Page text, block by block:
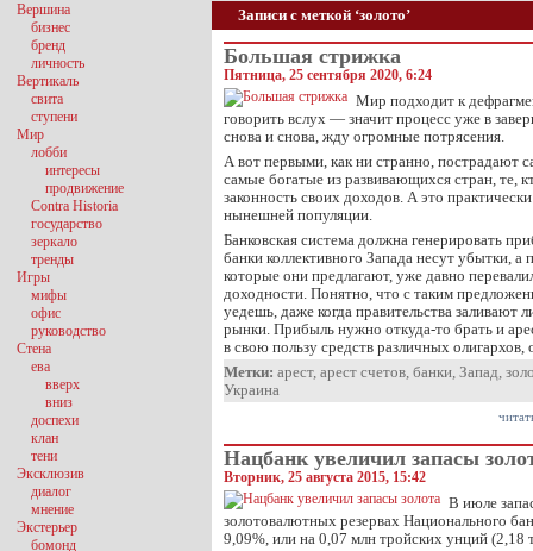
Записи с меткой ‘золото’
Большая стрижка
Пятница, 25 сентября 2020, 6:24
Мир подходит к
говорить вслух — значит процесс уже в
снова и снова, жду огромные потрясения.
А вот первыми, как ни странно, пострадают
самые богатые из развивающихся стран, те,
законность своих доходов. А это
нынешней популяции.
Банковская система должна генерировать
банки коллективного Запада несут убытки, а
которые они предлагают, уже давно
доходности. Понятно, что с таким
уедешь, даже когда правительства заливают
рынки. Прибыль нужно откуда-то брать и
в свою пользу средств различных
Метки: арест, арест счетов, банки, Запад,
Украина
Нацбанк увеличил запасы
Вторник, 25 августа 2015, 15:42
В июле
золотовалютных резервах Национального
9,09%, или на 0,07 млн тройских унций
Вершина
бизнес
бренд
личность
Вертикаль
свита
ступени
Мир
лобби
интересы
продвижение
Contra Historia
государство
зеркало
тренды
Игры
мифы
офис
руководство
Стена
ева
вверх
вниз
доспехи
клан
тени
Эксклюзив
диалог
мнение
Экстерьер
бомонд